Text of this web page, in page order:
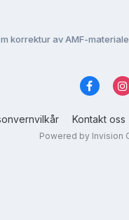
korrektur av AMF-materiale
Kontakt oss
Powered by Invision